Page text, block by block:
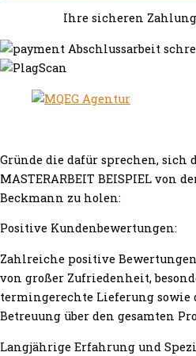
Ihre sicheren
Gründe die dafür sprechen, sich
MASTERARBEIT BEISPIEL von
Beckmann zu holen:
Positive Kundenbewertungen:
Zahlreiche positive
von großer Zufriedenheit,
termingerechte Lieferung sowie
Betreuung über den gesamten
Langjährige Erfahrung und